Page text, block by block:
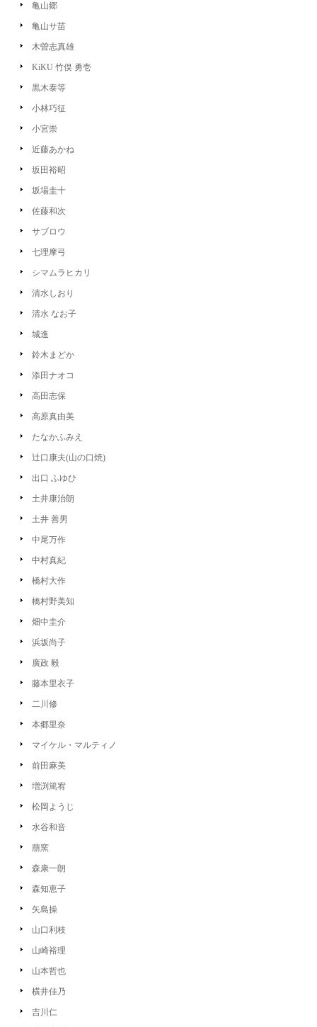
亀山郷
亀山サ苗
木曽志真雄
KiKU 竹俣 勇壱
黒木泰等
小林巧征
小宮崇
近藤あかね
坂田裕昭
坂場圭十
佐藤和次
サブロウ
七理摩弓
シマムラヒカリ
清水しおり
清水 なお子
城進
鈴木まどか
添田ナオコ
高田志保
高原真由美
たなかふみえ
辻口康夫(山の口焼)
出口 ふゆひ
土井康治朗
土井 善男
中尾万作
中村真紀
橋村大作
橋村野美知
畑中圭介
浜坂尚子
廣政 毅
藤本里衣子
二川修
本郷里奈
マイケル・マルティノ
前田麻美
増渕篤宥
松岡ようじ
水谷和音
萠窯
森康一朗
森知恵子
矢島操
山口利枝
山崎裕理
山本哲也
横井佳乃
吉川仁